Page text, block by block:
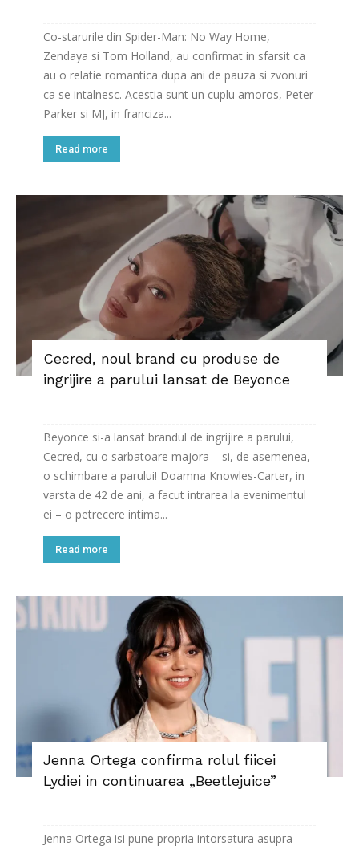
Co-starurile din Spider-Man: No Way Home,
Zendaya si Tom Holland, au confirmat in sfarsit ca
au o relatie romantica dupa ani de pauza si zvonuri
ca se intalnesc. Acestia sunt un cuplu amoros, Peter
Parker si MJ, in franciza...
Read more
Cecred, noul brand cu produse de
ingrijire a parului lansat de Beyonce
Beyonce si-a lansat brandul de ingrijire a parului,
Cecred, cu o sarbatoare majora – si, de asemenea,
o schimbare a parului! Doamna Knowles-Carter, in
varsta de 42 de ani, a facut intrarea la evenimentul
ei – o petrecere intima...
Read more
Jenna Ortega confirma rolul fiicei
Lydiei in continuarea „Beetlejuice”
Jenna Ortega isi pune propria intorsatura asupra